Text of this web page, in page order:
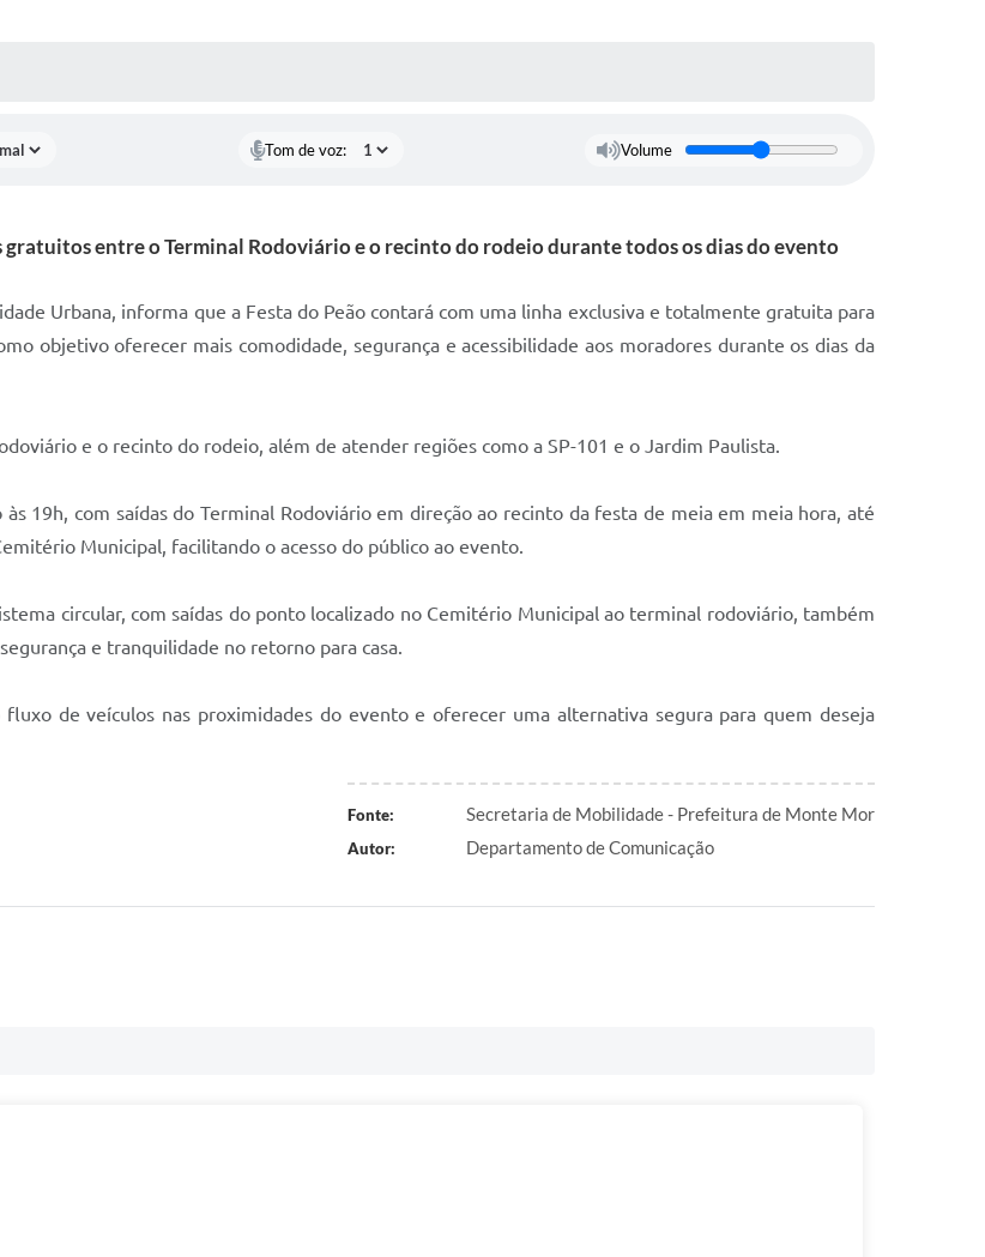
Tom de voz: Volume
entre o Terminal Rodoviário e o recinto do rodeio durante todos os dias do evento
Urbana, informa que a Festa do Peão contará com uma linha exclusiva e totalmente gratuita para
objetivo oferecer mais comodidade, segurança e acessibilidade aos moradores durante os dias da
e o recinto do rodeio, além de atender regiões como a SP-101 e o Jardim Paulista.
19h, com saídas do Terminal Rodoviário em direção ao recinto da festa de meia em meia hora, até
Municipal, facilitando o acesso do público ao evento.
circular, com saídas do ponto localizado no Cemitério Municipal ao terminal rodoviário, também
e tranquilidade no retorno para casa.
de veículos nas proximidades do evento e oferecer uma alternativa segura para quem deseja
Fonte: Secretaria de Mobilidade - Prefeitura de Monte Mor
Autor: Departamento de Comunicação